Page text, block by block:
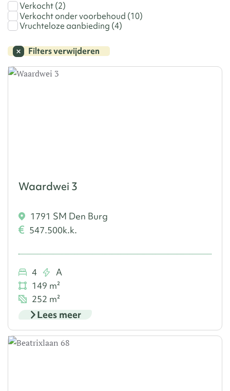
Verkocht(2)
Verkocht onder voorbehoud (10)
Vruchteloze aanbieding (4)
Filters verwijderen
Waardwei 3
1791 SM Den Burg
547.500k.k.
4
A
149 m²
252 m²
Lees meer